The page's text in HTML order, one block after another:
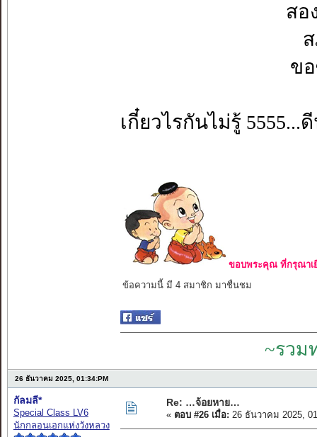
สอ
ข
เกี๋ยวไรกันไม่รู้
ขอบพระคุณ ที่กรุณาเ
ข้อความนี้ มี 4 สมาชิก มาชื่นชม
~รวม
26 ธันวาคม 2025, 01:34:PM
กัลมลี*
Special Class LV6
นักกลอนเอกแห่งวังหลวง
Re: …จ้อยหาย…
« ตอบ #26 เมื่อ: 26 ธันวาคม 2025,